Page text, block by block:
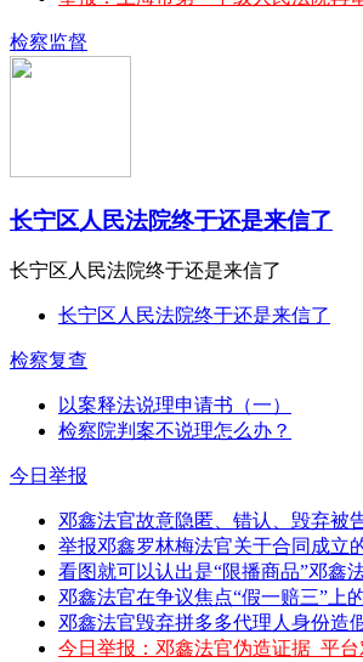
检察监督
长宁区人民法院终于还是来信了
长宁区人民法院终于还是来信了
长宁区人民法院终于还是来信了
检察复查
以案释法说理申请书（一）
检察院判案不说理怎么办？
今日举报
邓鑫法官故意隐匿、错认、毁弃被
举报邓鑫罗林梅法官关于合同成立
看图就可以认出是“限播商品”邓鑫
邓鑫法官在争议焦点“假一赔三”上
邓鑫法官毁弃拼多多代理人身份造
今日举报：邓鑫法官伪造证据_平